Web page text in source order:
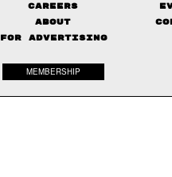
Careers
About
FOR ADVERTISING
MEMBERSHIP